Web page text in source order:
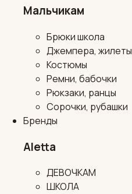
Мальчикам
Брюки школа
Джемпера, жилеты
Костюмы
Ремни, бабочки
Рюкзаки, ранцы
Сорочки, рубашки
Бренды
Aletta
ДЕВОЧКАМ
ШКОЛА